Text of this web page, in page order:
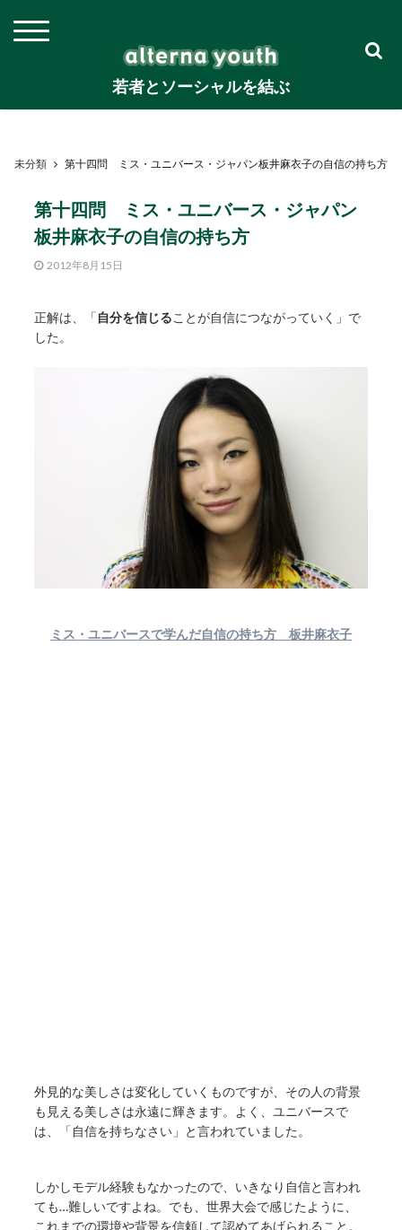
若者とソーシャルを結ぶ
未分類 第十四問 ミス・ユニバース・ジャパン板井麻衣子の自信の持ち方
第十四問 ミス・ユニバース・ジャパン
板井麻衣子の自信の持ち方
2012年8月15日
正解は、「自分を信じることが自信につながっていく」で
した。
ミス・ユニバースで学んだ自信の持ち方 板井麻衣子
外見的な美しさは変化していくものですが、その人の背景
も見える美しさは永遠に輝きます。よく、ユニバースで
は、「自信を持ちなさい」と言われていました。
しかしモデル経験もなかったので、いきなり自信と言われ
ても…難しいですよね。でも、世界大会で感じたように、
これまでの環境や背景を信頼して認めてあげられること。